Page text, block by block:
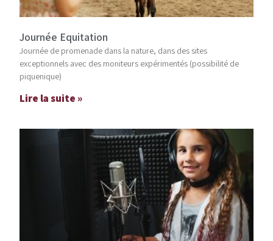
Journée Equitation
Journée de promenade dans la nature, dans des sites
exceptionnels avec des moniteurs expérimentés (possibilité de
piquenique)
Lire la suite »